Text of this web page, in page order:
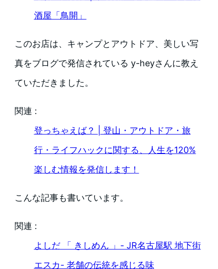
酒屋「鳥開」
このお店は、キャンプとアウトドア、美しい写
真をブログで発信されている y-heyさんに教え
ていただきました。
関連 :
登っちゃえば？ | 登山・アウトドア・旅
行・ライフハックに関する、人生を120%
楽しむ情報を発信します！
こんな記事も書いています。
関連 :
よしだ 「 きしめん 」- JR名古屋駅 地下街
エスカ- 老舗の伝統を感じる味